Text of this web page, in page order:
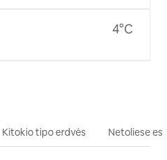
4°C
Kitokio tipo erdvės Netoliese